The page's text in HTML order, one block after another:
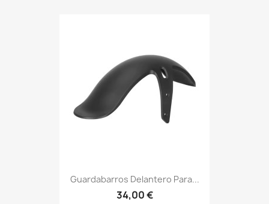
Guardabarros Delantero Para...
34,00 €